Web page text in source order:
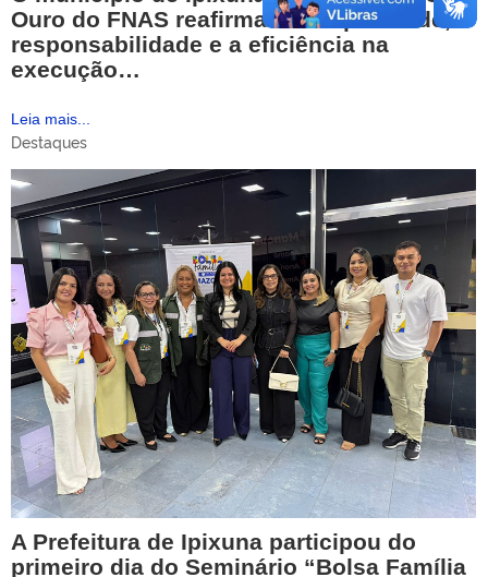
Ouro do FNAS reafirmando a qualidade, a
responsabilidade e a eficiência na
execução…
Leia mais...
Destaques
A Prefeitura de Ipixuna participou do
primeiro dia do Seminário “Bolsa Família